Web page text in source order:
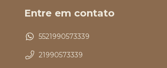
Entre em contato
5521990573339
21990573339